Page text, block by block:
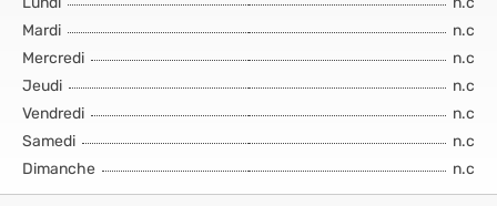
Mardi
n.c
Mercredi
n.c
Jeudi
n.c
Vendredi
n.c
Samedi
n.c
Dimanche
n.c